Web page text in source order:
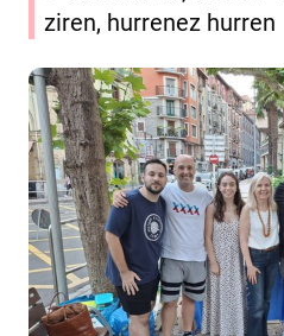
ziren, hurrenez hurren